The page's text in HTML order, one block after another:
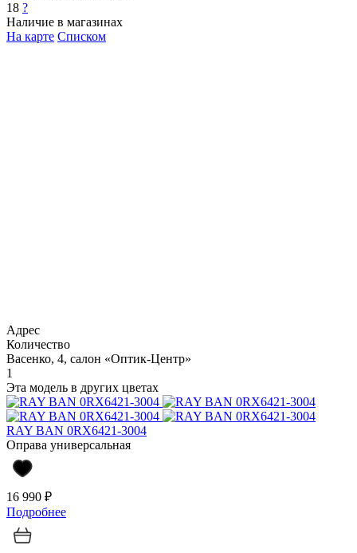
18 ?
Наличие в магазинах
На карте Списком
Адрес
Количество
Васенко, 4, салон «Оптик-Центр»
1
Эта модель в других цветах
RAY BAN 0RX6421-3004
Оправа универсальная
16 990 ₽
Подробнее